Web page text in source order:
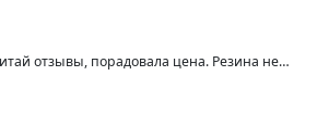
отзывы, порадовала цена. Резина не
продавцу. Хотел заказ ещё пару, не